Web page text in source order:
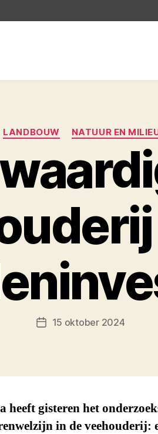
Categorieën
LANDBOUW NATUUR EN
Berichtdatum
15 oktober 2024
heeft gisteren het
in de veehouderij: